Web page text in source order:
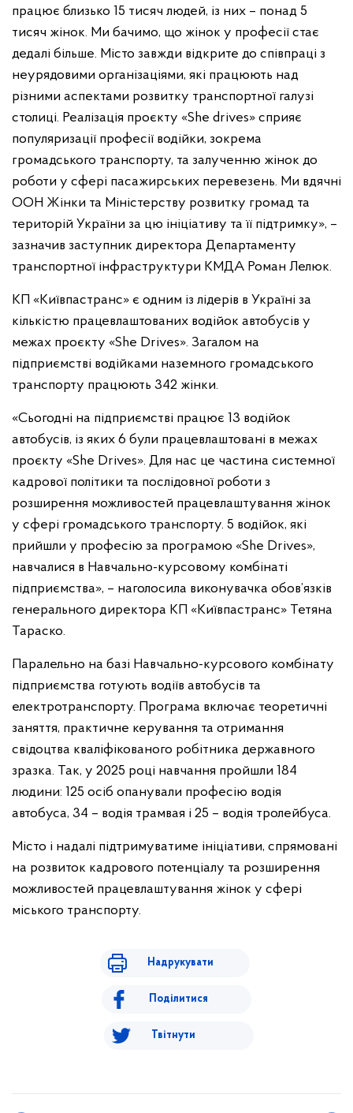
працює близько 15 тисяч людей, із них – понад 5
тисяч жінок. Ми бачимо, що жінок у професії стає
дедалі більше. Місто завжди відкрите до співпраці з
неурядовими організаціями, які працюють над
різними аспектами розвитку транспортної галузі
столиці. Реалізація проєкту «She drives» сприяє
популяризації професії водійки, зокрема
громадського транспорту, та залученню жінок до
роботи у сфері пасажирських перевезень. Ми вдячні
ООН Жінки та Міністерству розвитку громад та
територій України за цю ініціативу та її підтримку», –
зазначив заступник директора Департаменту
транспортної інфраструктури КМДА Роман Лелюк.
КП «Київпастранс» є одним із лідерів в Україні за
кількістю працевлаштованих водійок автобусів у
межах проєкту «She Drives». Загалом на
підприємстві водійками наземного громадського
транспорту працюють 342 жінки.
«Сьогодні на підприємстві працює 13 водійок
автобусів, із яких 6 були працевлаштовані в межах
проєкту «She Drives». Для нас це частина системної
кадрової політики та послідовної роботи з
розширення можливостей працевлаштування жінок
у сфері громадського транспорту. 5 водійок, які
прийшли у професію за програмою «She Drives»,
навчалися в Навчально-курсовому комбінаті
підприємства», – наголосила виконувачка обов’язків
генерального директора КП «Київпастранс» Тетяна
Тараско.
Паралельно на базі Навчально-курсового комбінату
підприємства готують водіїв автобусів та
електротранспорту. Програма включає теоретичні
заняття, практичне керування та отримання
свідоцтва кваліфікованого робітника державного
зразка. Так, у 2025 році навчання пройшли 184
людини: 125 осіб опанували професію водія
автобуса, 34 – водія трамвая і 25 – водія тролейбуса.
Місто і надалі підтримуватиме ініціативи, спрямовані
на розвиток кадрового потенціалу та розширення
можливостей працевлаштування жінок у сфері
міського транспорту.
Надрукувати
Поділитися
Твітнути